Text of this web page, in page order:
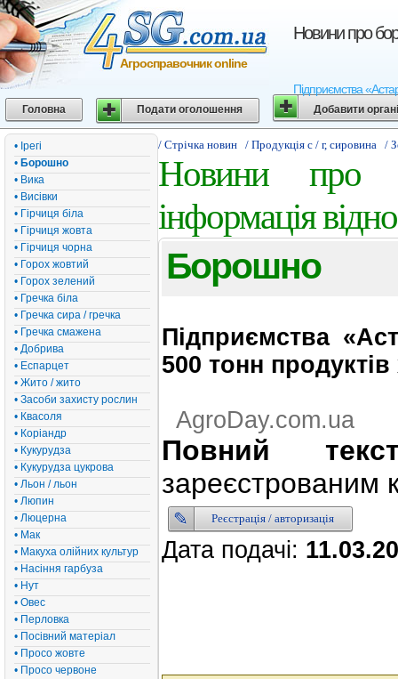
Новини про
Підприємства
Агросправочник online
Головна Подати оголошення Добавити
• Ірегі
• Борошно
• Вика
• Висівки
• Гірчиця біла
• Гірчиця жовта
• Гірчиця чорна
• Горох жовтий
• Горох зелений
• Гречка біла
• Гречка сира / гречка
• Гречка смажена
• Добрива
• Еспарцет
• Жито / жито
• Засоби захисту рослин
• Квасоля
• Коріандр
• Кукурудза
• Кукурудза цукрова
• Льон / льон
• Люпин
• Люцерна
• Мак
• Макуха олійних культур
• Насіння гарбуза
• Нут
• Овес
• Перловка
• Посівний матеріал
• Просо жовте
• Просо червоне
/ Стрічка новин / Продукція с / г, сировина /
Новини про
інформація
Борошно
Підприємства
500 тонн
AgroDay.com.ua
Повний
зареєстрованим
Реєстрація / авторизація
Дата подачі: